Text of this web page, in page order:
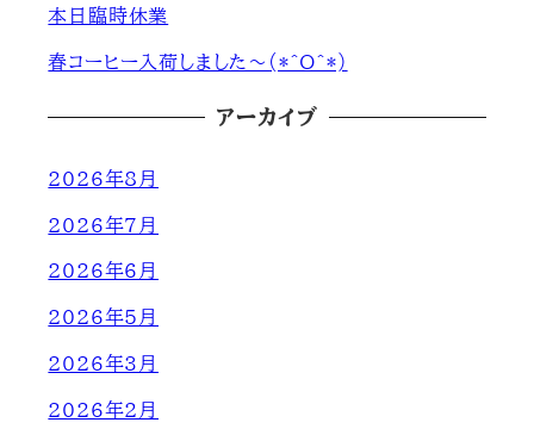
本日臨時休業
春コーヒー入荷しました～(*^O^*)
アーカイブ
2026年8月
2026年7月
2026年6月
2026年5月
2026年3月
2026年2月